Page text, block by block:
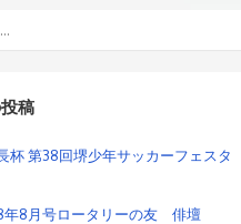
稿
杯 第38回堺少年サッカーフェスタ
年8月号ロータリーの友 俳壇